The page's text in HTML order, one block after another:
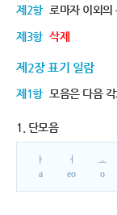
제2항 로마자 이외의
제3항 삭제
제2장 표기 일람
제1항 모음은 다음
1. 단모음
ㅏ
a
ㅓ
eo
ㅗ
o